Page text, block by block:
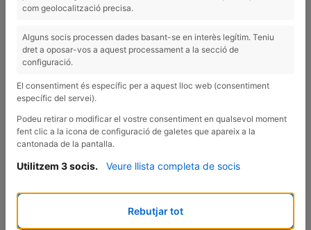
Hay mucha variedad y muchas veces puedes acabar
valor nutricional. Además, si vas con hambre, te apetecerá
comprar de todo y llenarás más el carrito.
Hoy te enseño mi compra de esta semana en el supermercado,
¡para que veas que, si se quiere, se puede comprar bien y
saludable! 🍎
com geolocalització precisa.
Alguns socis processen dades basant-se en interès legítim. Teniu
dret a oposar-vos a aquest processament a la secció de
configuració.
El consentiment és específic per a aquest lloc web (consentiment
específic del servei).
Podeu retirar o modificar el vostre consentiment en qualsevol moment
fent clic a la icona de configuració de galetes que apareix a la
cantonada de la pantalla.
Utilitzem 3 socis. Veure llista completa de socis
Rebutjar tot